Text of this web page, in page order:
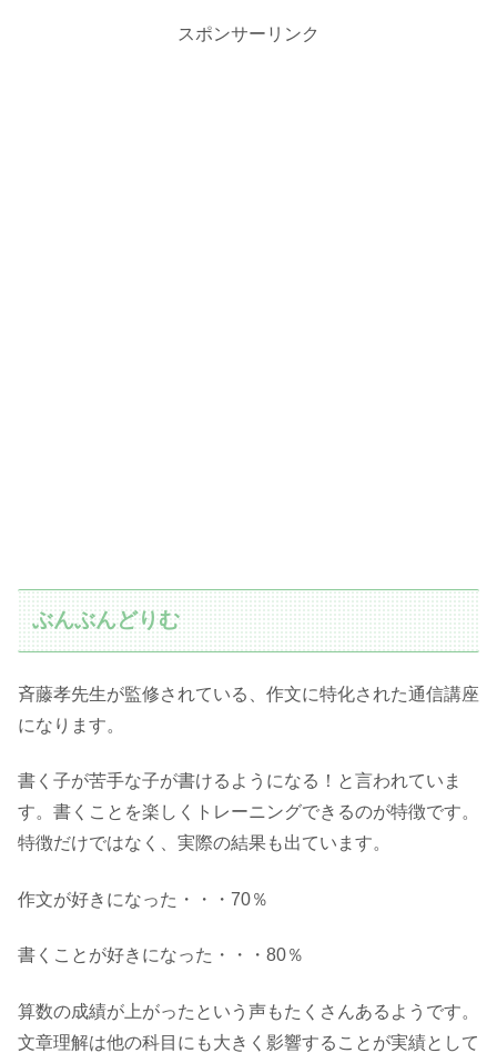
スポンサーリンク
ぶんぶんどりむ
斉藤孝先生が監修されている、作文に特化された通信講座
になります。
書く子が苦手な子が書けるようになる！と言われていま
す。書くことを楽しくトレーニングできるのが特徴です。
特徴だけではなく、実際の結果も出ています。
作文が好きになった・・・70％
書くことが好きになった・・・80％
算数の成績が上がったという声もたくさんあるようです。
文章理解は他の科目にも大きく影響することが実績として